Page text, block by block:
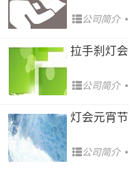
公司简介 •
拉手刹灯
公司简介 •
灯会元宵
公司简介 •